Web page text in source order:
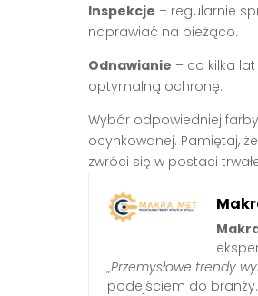
Inspekcje – regularnie
naprawiać na bieżąco.
Odnawianie – co kilka
optymalną ochronę.
Wybór odpowiedniej
ocynkowanej. Pamiętaj,
zwróci się w postaci
„Przemysłowe trendy
podejściem do branży.